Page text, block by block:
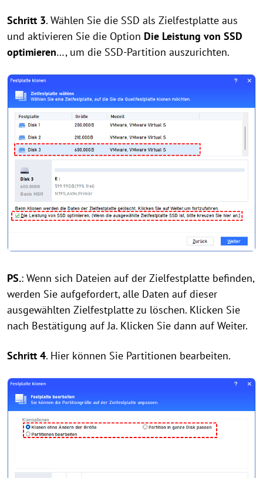
Schritt 3. Wählen Sie die SSD als Zielfestplatte aus
und aktivieren Sie die Option Die Leistung von SSD
optimieren…, um die SSD-Partition auszurichten.
PS.: Wenn sich Dateien auf der Zielfestplatte befinden,
werden Sie aufgefordert, alle Daten auf dieser
ausgewählten Zielfestplatte zu löschen. Klicken Sie
nach Bestätigung auf Ja. Klicken Sie dann auf Weiter.
Schritt 4. Hier können Sie Partitionen bearbeiten.